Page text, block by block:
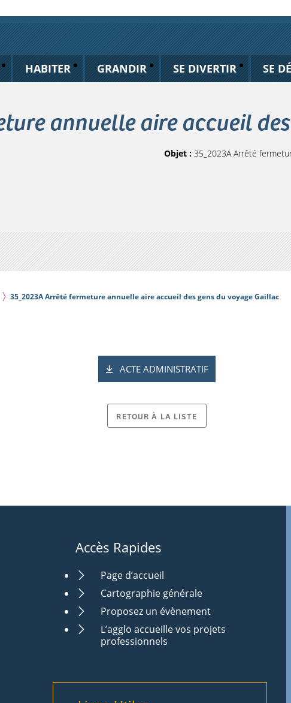
HABITER GRANDIR SE DIVERTIR SE
annuelle aire accueil
Objet : 35_2023A Arrêté
35_2023A Arrêté fermeture annuelle aire accueil des gens du voyage Gaillac
ACTE ADMINISTRATIF
RETOUR À LA LISTE
Accès Rapides
Page d’accueil
Cartographie générale
Proposez un évènement
L’agglo accueille vos projets
professionnels